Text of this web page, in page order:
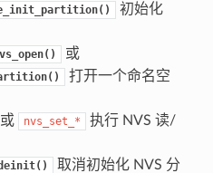
初始化
或
打开一个命名空
或 nvs_set_*
执行 NVS 读/
取消初始化 NVS 分